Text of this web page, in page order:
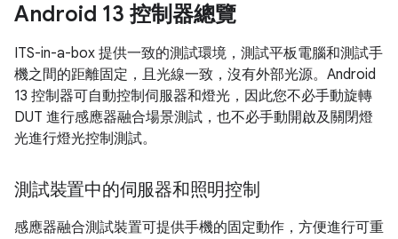
Android 13 控制器總覽
ITS-in-a-box 提供一致的測試環境，測試平板電腦和測試手
機之間的距離固定，且光線一致，沒有外部光源。Android
13 控制器可自動控制伺服器和燈光，因此您不必手動旋轉
DUT 進行感應器融合場景測試，也不必手動開啟及關閉燈
光進行燈光控制測試。
測試裝置中的伺服器和照明控制
感應器融合測試裝置可提供手機的固定動作，方便進行可重